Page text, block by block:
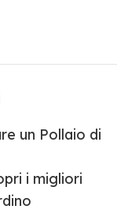
un Pollaio di
i migliori